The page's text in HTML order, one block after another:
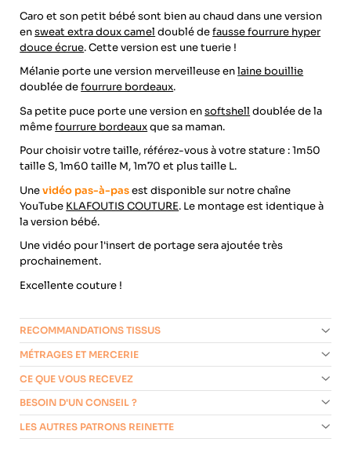
Caro et son petit bébé sont bien au chaud dans une version
ensweat extra doux camel doublé defausse fourrure hyper
douce écrue. Cette version est une tuerie !
Mélanie porte une version merveilleuse enlaine bouillie
doublée defourrure bordeaux.
Sa petite puce porte une version ensoftshell doublée de la
mêmefourrure bordeauxque sa maman.
Pour choisir votre taille, référez-vous à votre stature : 1m50
taille S, 1m60 taille M, 1m70 et plus taille L.
Unevidéo pas-à-pasest disponible sur notre chaîne
YouTube KLAFOUTIS COUTURE. Le montage est identique à
la version bébé.
Une vidéo pour l'insert de portage sera ajoutée très
prochainement.
Excellente couture !
RECOMMANDATIONS TISSUS
MÉTRAGES ET MERCERIE
CE QUE VOUS RECEVEZ
BESOIN D'UN CONSEIL ?
LES AUTRES PATRONS REINETTE